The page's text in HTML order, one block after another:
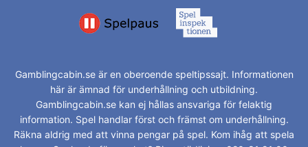
Gamblingcabin.se är en oberoende speltipssajt. Informationen
här är ämnad för underhållning och utbildning.
Gamblingcabin.se kan ej hållas ansvariga för felaktig
information. Spel handlar först och främst om underhållning.
Räkna aldrig med att vinna pengar på spel. Kom ihåg att spela